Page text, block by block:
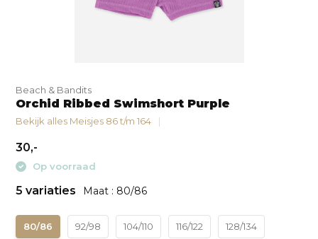
Beach & Bandits
Orchid Ribbed Swimshort Purple
Bekijk alles Meisjes 86 t/m 164
30,-
Op voorraad
5 variaties Maat : 80/86
80/86 92/98 104/110 116/122 128/134